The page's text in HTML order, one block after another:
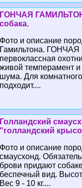
ГОНЧАЯ
собака.
Фото и описание
Гамильтона.
первоклассная
живой темперамент и
шума. Для
подходит....
Голландский
"голландский
Фото и описание
смаусхонд.
брови придают
беспечный вид.
Вес 9 - 10 кг....